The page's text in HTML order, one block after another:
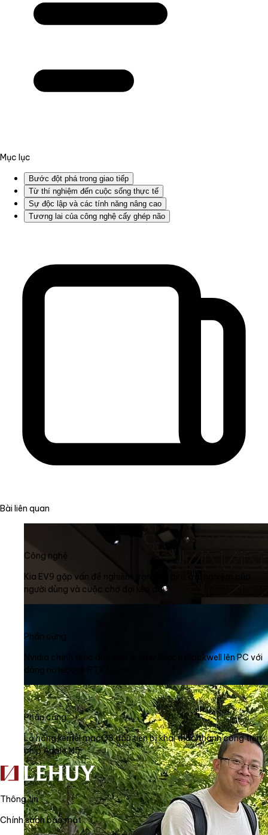
Mục lục
Bước đột phá trong giao tiếp
Từ thí nghiệm đến cuộc sống thực tế
Sự độc lập và các tính năng nâng cao
Tương lai của công nghệ cấy ghép não
Bài liên quan
Công nghệ
Kia EV9 gặp vấn đề nghiêm trọng về pin: Trải nghiệm của
người dùng và cuộc chờ đợi kéo dài
Phần cứng
Nvidia chính thức đưa siêu vi xử lý Grace Blackwell lên PC với
dòng notebook RTX Spark
Phần cứng
Lỗ hổng kernel macOS đầu tiên bị khai thác thành công trên
chip Apple M5
Thông tin
Chính sách bảo mật